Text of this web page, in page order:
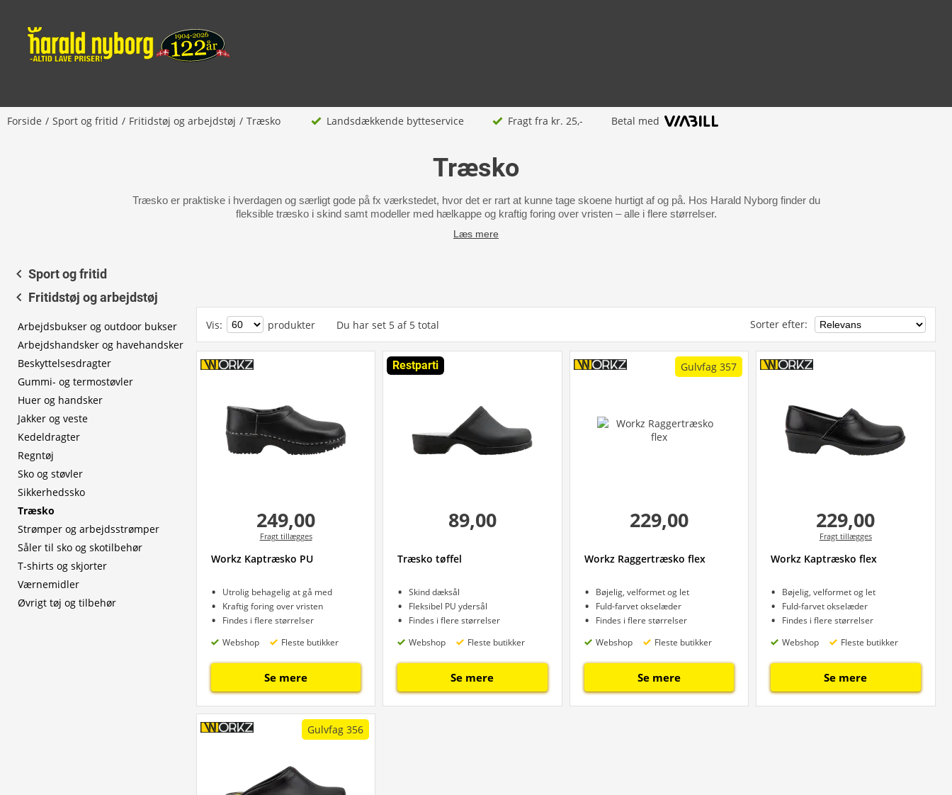
Forside Sport og fritid Fritidstøj og arbejdstøj Træsko Landsdækkende bytteservice Fragt fra kr. 25,- Betal med
Træsko
Træsko er praktiske i hverdagen og særligt gode på fx værkstedet, hvor det er rart at kunne tage skoene hurtigt af og på. Hos Harald Nyborg finder du
fleksible træsko i skind samt modeller med hælkappe og kraftig foring over vristen – alle i flere størrelser.
Læs mere
Sport og fritid
Fritidstøj og arbejdstøj
Arbejdsbukser og outdoor bukser
Arbejdshandsker og havehandsker
Beskyttelsesdragter
Gummi- og termostøvler
Huer og handsker
Jakker og veste
Kedeldragter
Regntøj
Sko og støvler
Sikkerhedssko
Træsko
Strømper og arbejdsstrømper
Såler til sko og skotilbehør
T-shirts og skjorter
Værnemidler
Øvrigt tøj og tilbehør
Vis: produkter Du har set 5 af 5 total Sorter efter:
249,00
Fragt tillægges
Workz Kaptræsko PU
Utrolig behagelig at gå med
Kraftig foring over vristen
Findes i flere størrelser
Webshop
Fleste butikker
Se mere
Restparti
89,00
Træsko tøffel
Skind dæksål
Fleksibel PU ydersål
Findes i flere størrelser
Webshop
Fleste butikker
Se mere
Gulvfag 357
229,00
Workz Raggertræsko flex
Bøjelig, velformet og let
Fuld-farvet okselæder
Findes i flere størrelser
Webshop
Fleste butikker
Se mere
229,00
Fragt tillægges
Workz Kaptræsko flex
Bøjelig, velformet og let
Fuld-farvet okselæder
Findes i flere størrelser
Webshop
Fleste butikker
Se mere
Gulvfag 356